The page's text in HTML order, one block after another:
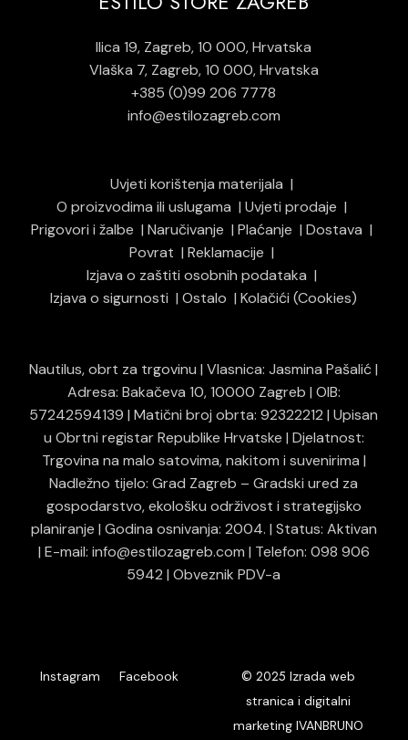
Ilica 19, Zagreb, 10 000, Hrvatska
Vlaška 7, Zagreb, 10 000, Hrvatska
+385 (0)99 206 7778
info@estilozagreb.com
Uvjeti korištenja materijala
O proizvodima ili uslugama
Uvjeti prodaje
Prigovori i žalbe
Naručivanje Plaćanje
Dostava
Povrat
Reklamacije
Izjava o zaštiti osobnih podataka
Izjava o sigurnosti
Ostalo Kolačići (Cookies)
Nautilus, obrt za trgovinu | Vlasnica: Jasmina Pašalić |
Adresa: Bakačeva 10, 10000 Zagreb | OIB:
57242594139 | Matični broj obrta: 92322212 | Upisan
u Obrtni registar Republike Hrvatske | Djelatnost:
Trgovina na malo satovima, nakitom i suvenirima |
Nadležno tijelo: Grad Zagreb – Gradski ured za
gospodarstvo, ekološku održivost i strategijsko
planiranje | Godina osnivanja: 2004. | Status: Aktivan
| E-mail: info@estilozagreb.com | Telefon: 098 906
5942 | Obveznik PDV-a
Instagram Facebook © 2025Izrada web
stranica i digitalni
marketing IVANBRUNO